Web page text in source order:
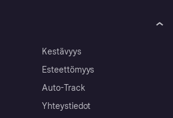
Kestävyys
Esteettömyys
Auto-Track
Yhteystiedot